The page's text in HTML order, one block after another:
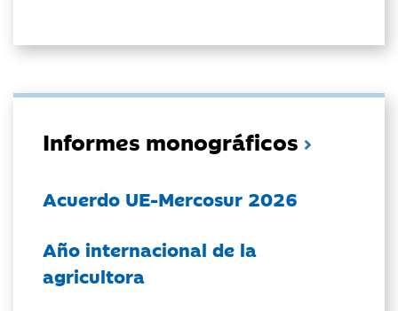
Informes monográficos
Acuerdo UE-Mercosur 2026
Año internacional de la
agricultora